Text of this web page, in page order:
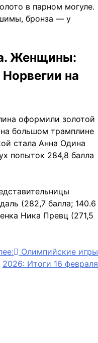
в парном могуле.
бронза — у
Женщины:
на
оформили золотой
большом трамплине
стала Анна Одина
попыток 284,8 балла
(282,7 балла; 140.6
Ника Превц (271,5
Олимпийские игры
2026: Итоги 16 февраля